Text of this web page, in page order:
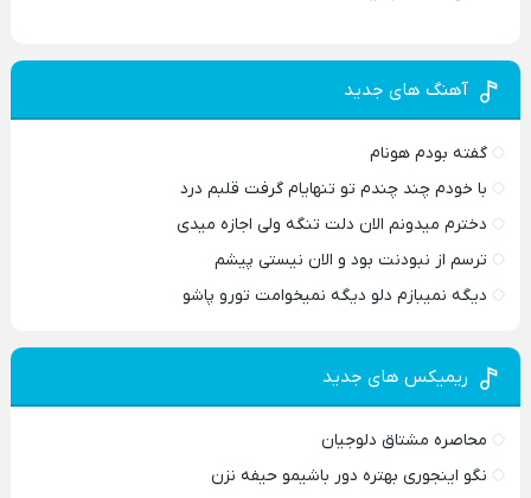
آهنگ های جدید
گفته بودم هونام
با خودم چند چندم تو تنهایام گرفت قلبم درد
دخترم میدونم الان دلت تنگه ولی اجازه میدی
ترسم از نبودنت بود و الان نیستی پیشم
دیگه نمیبازم دلو دیگه نمیخوامت تورو پاشو
ریمیکس های جدید
محاصره مشتاق دلوجیان
نگو اینجوری بهتره دور باشیمو حیفه نزن